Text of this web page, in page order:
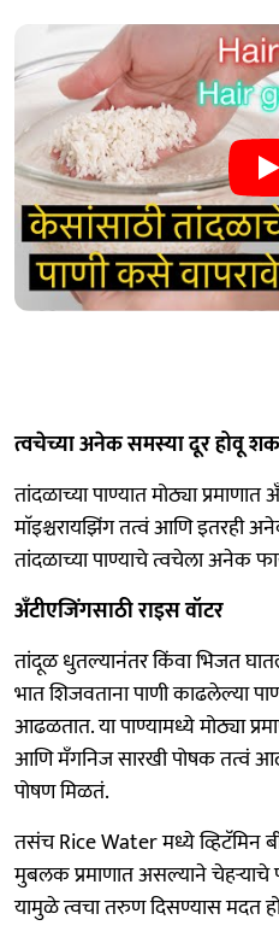
त्वचेच्या अनेक समस्या दूर होवू
तांदळाच्या पाण्यात मोठ्या
माॅइश्चरायझिंग तत्वं आणि इतरही
तांदळाच्या पाण्याचे त्वचेला अनेक
अँटीएजिंगसाठी राइस वॉटर
तांदूळ धुतल्यानंतर किंवा भिजत
भात शिजवताना पाणी काढलेल्या
आढळतात. या पाण्यामध्ये मोठ्या
आणि मँगनिज सारखी पोषक तत्वं
पोषण मिळतं.
तसंच Rice Water मध्ये व्हिटॅमिन
मुबलक प्रमाणात असल्याने चेहऱ्याचे
यामुळे त्वचा तरुण दिसण्यास मदत